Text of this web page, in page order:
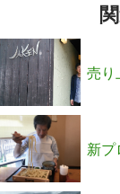
売り
起業
新プ